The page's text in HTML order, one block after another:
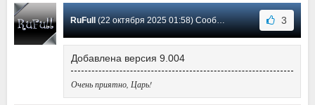
RuFull(22 октября 2025 01:58) Сообщение #93 3
Добавлена версия 9.004
Очень приятно, Царь!